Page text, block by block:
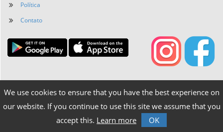
Política
Contato
We use cookies to ensure that you have the best experience on
our website. If you continue to use this site we assume that you
accept this. Learn more OK